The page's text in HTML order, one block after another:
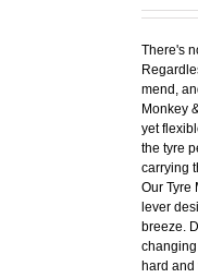
There's
mend,
Monkey
yet
the tyre
carrying
Our Tyre
lever
breeze.
hard and